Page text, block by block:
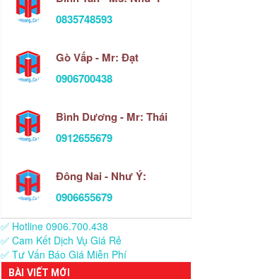
0835748593
Gò Vấp - Mr: Đạt
0906700438
Bình Dương - Mr: Thái
0912655679
Đông Nai - Như Ý:
0906655679
✅ Hotline 0906.700.438
✅ Cam Kết Dịch Vụ Giá Rẻ
✅ Tư Vấn Báo Giá Miễn Phí
BÀI VIẾT MỚI